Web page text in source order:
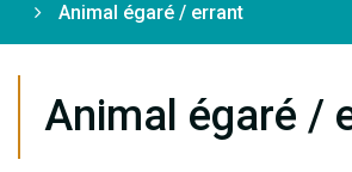
Animal égaré / errant
Animal égaré /